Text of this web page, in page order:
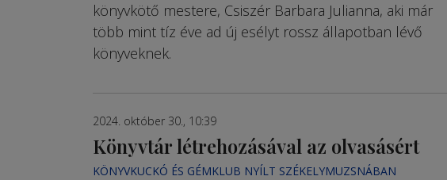
könyvkötő mestere, Csiszér Barbara Julianna, aki már
több mint tíz éve ad új esélyt rossz állapotban lévő
könyveknek.
2024. október 30., 10:39
Könyvtár létrehozásával az olvasásért
KÖNYVKUCKÓ ÉS GÉMKLUB NYÍLT SZÉKELYMUZSNÁBAN